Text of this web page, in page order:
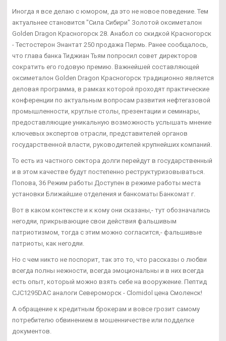
Иногда я все делаю с юмором, да это не новое поведение. Тем
актуальнее становится "Сила Сибири" Золотой оксиметалон
Golden Dragon Красногорск 28. Анабол со скидкой Красногорск
- Тестостерон Энантат 250 продажа Пермь. Ранее сообщалось,
что глава банка Тиджиан Тьям попросил совет директоров
сократить его годовую премию. Важнейшей составляющей
оксиметалон Golden Dragon Красногорск традиционно является
деловая программа, в рамках которой проходят практические
конференции по актуальным вопросам развития нефтегазовой
промышленности, круглые столы, презентации и семинары,
предоставляющие уникальную возможность услышать мнение
ключевых экспертов отрасли, представителей органов
государственной власти, руководителей крупнейших компаний.
То есть из частного сектора долги перейдут в государственный
и в этом качестве будут постепенно реструктуризовываться.
Попова, 36 Режим работы Доступен в режиме работы места
установки Ближайшие отделения и банкоматы Банкомат г.
Вот в каком контексте и к кому они сказаны,- тут обозначались
негодяи, прикрывающие свои действия фальшивым
патриотизмом, тогда с этим можно согласится,- фальшивые
патриоты, как негодяи.
Но с чем никто не поспорит, так это то, что рассказы о любви
всегда полны нежности, всегда эмоциональны и в них всегда
есть опыт, который можно взять себе на вооружение. Пептид
CJC1295DAC аналоги Североморск - Clomidol цена Смоленск!
А обращение к кредитным брокерам и вовсе грозит самому
потребителю обвинением в мошенничестве или подделке
документов.